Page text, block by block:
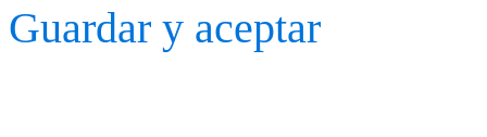
Guardar y aceptar